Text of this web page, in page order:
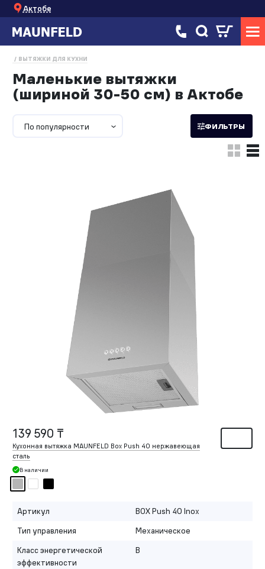
Актобе
ВЫТЯЖКИ ДЛЯ КУХНИ
Маленькие вытяжки
(шириной 30-50 см) в Актобе
По популярности ФИЛЬТРЫ
139 590 ₸
Кухонная вытяжка MAUNFELD Box Push 40 нержавеющая
сталь
В наличии
Артикул
BOX Push 40 Inox
Тип управления
Механическое
Класс энергетической
эффективности
B